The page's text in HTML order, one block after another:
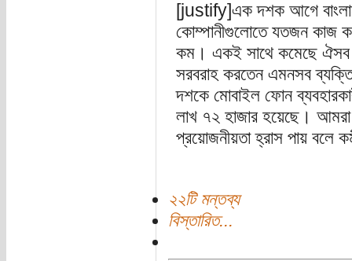
[justify]এক দশক আগে
কোম্পানীগুলোতে যতজন কাজ
কম। একই সাথে কমেছে ঐসব
সরবরাহ করতেন এমনসব
দশকে মোবাইল ফোন
লাখ ৭২ হাজার হয়েছে।
প্রয়োজনীয়তা হ্রাস পায় বলে
২২টি মন্তব্য
বিস্তারিত...